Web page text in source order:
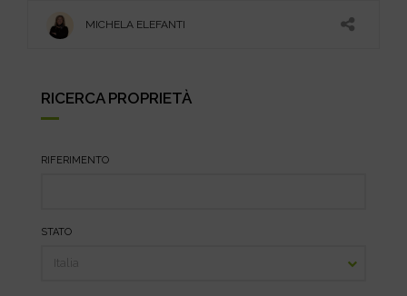
MICHELA ELEFANTI
RICERCA PROPRIETÀ
RIFERIMENTO
STATO